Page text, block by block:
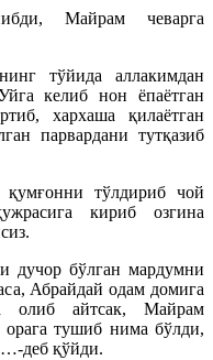
Майрам чеварга
тўйида аллакимдан
келиб нон ёпаётган
хархаша қилаётган
парвардани тутқазиб
тўлдириб чой
кириб озгина
дучор бўлган мардумни
Абрайдай одам домига
олиб айтсак, Майрам
тушиб нима бўлди,
деб қўйди.